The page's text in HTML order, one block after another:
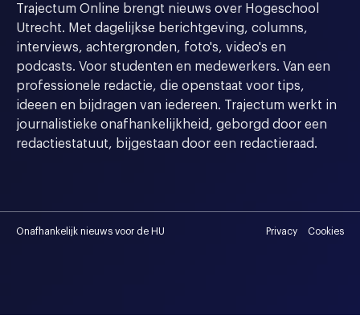
Trajectum Online brengt nieuws over Hogeschool
Utrecht. Met dagelijkse berichtgeving, columns,
interviews, achtergronden, foto's, video's en
podcasts. Voor studenten en medewerkers. Van een
professionele redactie, die openstaat voor tips,
ideeen en bijdragen van iedereen. Trajectum werkt in
journalistieke onafhankelijkheid, geborgd door een
redactiestatuut, bijgestaan door een redactieraad.
Onafhankelijk nieuws voor de HU Privacy Cookies